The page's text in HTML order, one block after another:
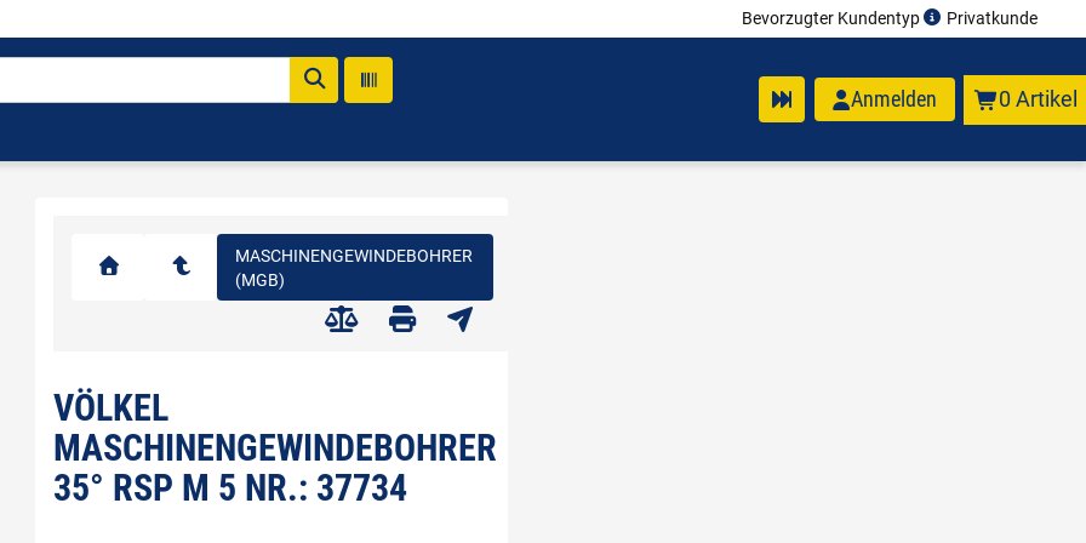
Bevorzugter Kundentyp Privatkunde
Anmelden 0 Artikel
MASCHINENGEWINDEBOHRER
(MGB)
VÖLKEL
MASCHINENGEWINDEBOHRER
35° RSP M 5 NR.: 37734